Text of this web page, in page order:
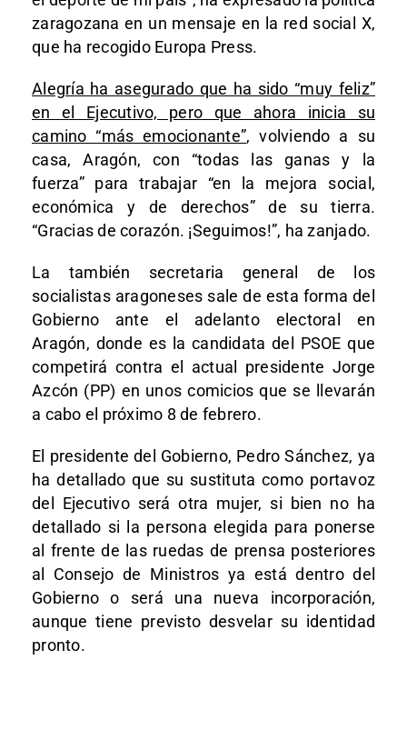
zaragozana en un mensaje en la red social X,
que ha recogido Europa Press.
Alegría ha asegurado que ha sido “muy feliz”
en el Ejecutivo, pero que ahora inicia su
camino “más emocionante”, volviendo a su
casa, Aragón, con “todas las ganas y la
fuerza” para trabajar “en la mejora social,
económica y de derechos” de su tierra.
“Gracias de corazón. ¡Seguimos!”, ha zanjado.
La también secretaria general de los
socialistas aragoneses sale de esta forma del
Gobierno ante el adelanto electoral en
Aragón, donde es la candidata del PSOE que
competirá contra el actual presidente Jorge
Azcón (PP) en unos comicios que se llevarán
a cabo el próximo 8 de febrero.
El presidente del Gobierno, Pedro Sánchez, ya
ha detallado que su sustituta como portavoz
del Ejecutivo será otra mujer, si bien no ha
detallado si la persona elegida para ponerse
al frente de las ruedas de prensa posteriores
al Consejo de Ministros ya está dentro del
Gobierno o será una nueva incorporación,
aunque tiene previsto desvelar su identidad
pronto.